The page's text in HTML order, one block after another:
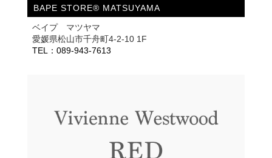
BAPE STORE® MATSUYAMA
ベイプ マツヤマ
愛媛県松山市千舟町4-2-10 1F
TEL：089-943-7613